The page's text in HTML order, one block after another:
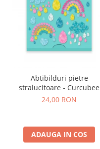
Abtibilduri pietre
stralucitoare - Curcubee
24,00 RON
ADAUGA IN COS